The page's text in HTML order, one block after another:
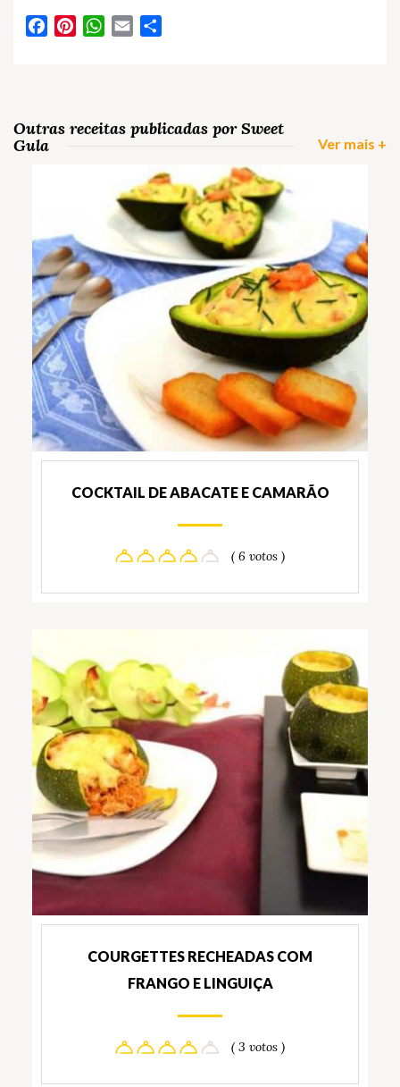
FacebookPinterestWhatsApp
Email
Outras receitas publicadas por Sweet
Gula
Ver mais +
COCKTAIL DE ABACATE E CAMARÃO
( 6 votos )
COURGETTES RECHEADAS COM
FRANGO E LINGUIÇA
( 3 votos )